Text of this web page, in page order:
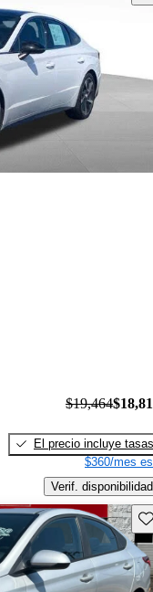
$19,464
El precio incluye tasas
$360/mes
Verif. disponibilidad